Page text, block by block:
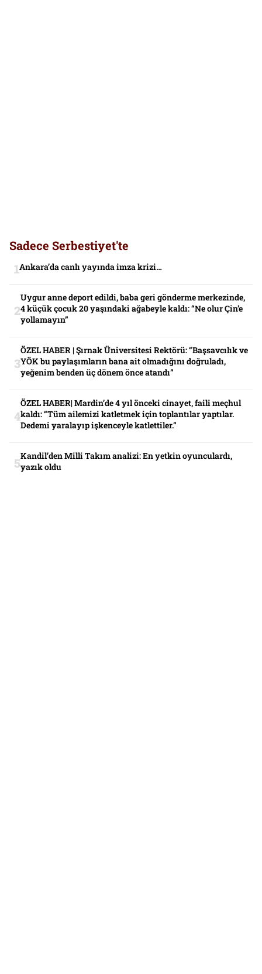
Sadece Serbestiyet'te
Ankara’da canlı yayında imza krizi…
Uygur anne deport edildi, baba geri gönderme merkezinde,
4 küçük çocuk 20 yaşındaki ağabeyle kaldı: “Ne olur Çin’e
yollamayın”
ÖZEL HABER | Şırnak Üniversitesi Rektörü: “Başsavcılık ve
YÖK bu paylaşımların bana ait olmadığını doğruladı,
yeğenim benden üç dönem önce atandı”
ÖZEL HABER| Mardin’de 4 yıl önceki cinayet, faili meçhul
kaldı: “Tüm ailemizi katletmek için toplantılar yaptılar.
Dedemi yaralayıp işkenceyle katlettiler.”
Kandil’den Milli Takım analizi: En yetkin oyunculardı,
yazık oldu